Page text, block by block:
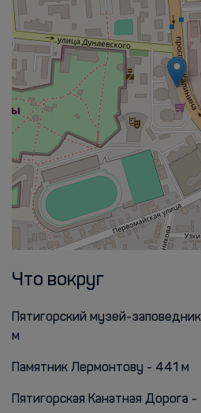
Что вокруг
Пятигорский музей-
м
Памятник Лермонтову - 441 м
Пятигорская Канатная Дорога